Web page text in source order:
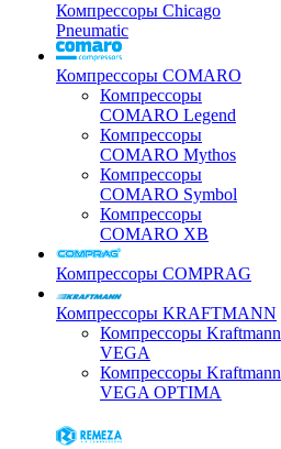
Компрессоры Chicago
Pneumatic
Компрессоры COMARO
Компрессоры
COMARO Legend
Компрессоры
COMARO Mythos
Компрессоры
COMARO Symbol
Компрессоры
COMARO XB
Компрессоры COMPRAG
Компрессоры KRAFTMANN
Компрессоры Kraftmann
VEGA
Компрессоры Kraftmann
VEGA OPTIMA